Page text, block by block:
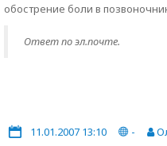
обострение боли в
Ответ по эл.почте.
11.01.2007 13:10 -